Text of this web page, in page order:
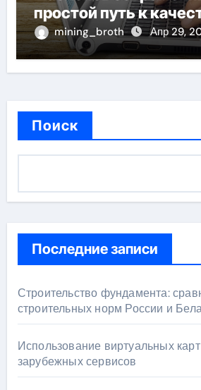
простой путь к
веб-присутствию
mining_broth Апр 29,
Поиск
Последние записи
Строительство фундамента:
строительных норм России и
Использование виртуальных
зарубежных сервисов